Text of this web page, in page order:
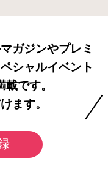
ガジンやプレミ
シャルイベント
です。
ます。